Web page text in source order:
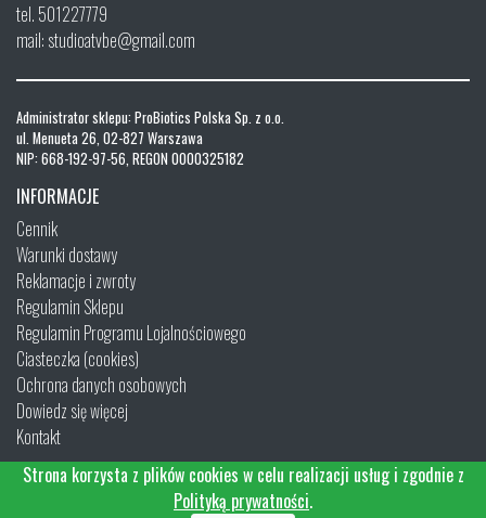
tel. 501227779
mail: studioatvbe@gmail.com
Administrator sklepu: ProBiotics Polska Sp. z o.o.
ul. Menueta 26, 02-827 Warszawa
NIP: 668-192-97-56, REGON 0000325182
INFORMACJE
Cennik
Warunki dostawy
Reklamacje i zwroty
Regulamin Sklepu
Regulamin Programu Lojalnościowego
Ciasteczka (cookies)
Ochrona danych osobowych
Dowiedz się więcej
Kontakt
Strona korzysta z plików cookies w celu realizacji usług i zgodnie z
Polityką prywatności.